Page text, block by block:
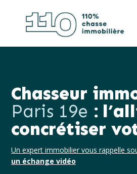
Chasseur
Paris 19e :
concrétiser
Un expert immobilier vous rappelle
un échange vidéo